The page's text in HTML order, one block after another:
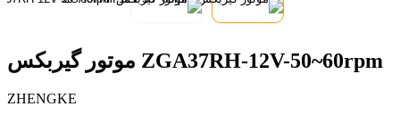
موتور گیربکس ZGA37RH-12V-50~60rpm
ZHENGKE